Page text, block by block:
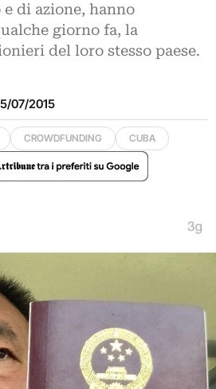
di azione, hanno
giorno fa, la
del loro stesso paese.
07/2015
CROWDFUNDING CUBA